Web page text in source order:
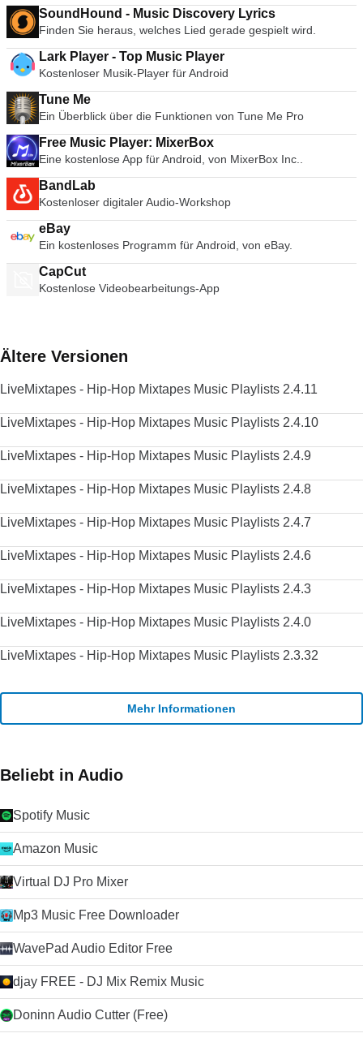
SoundHound - Music Discovery Lyrics
Finden Sie heraus, welches Lied gerade gespielt wird.
Lark Player - Top Music Player
Kostenloser Musik-Player für Android
Tune Me
Ein Überblick über die Funktionen von Tune Me Pro
Free Music Player: MixerBox
Eine kostenlose App für Android, von MixerBox Inc..
BandLab
Kostenloser digitaler Audio-Workshop
eBay
Ein kostenloses Programm für Android, von eBay.
CapCut
Kostenlose Videobearbeitungs-App
Ältere Versionen
LiveMixtapes - Hip-Hop Mixtapes Music Playlists 2.4.11
LiveMixtapes - Hip-Hop Mixtapes Music Playlists 2.4.10
LiveMixtapes - Hip-Hop Mixtapes Music Playlists 2.4.9
LiveMixtapes - Hip-Hop Mixtapes Music Playlists 2.4.8
LiveMixtapes - Hip-Hop Mixtapes Music Playlists 2.4.7
LiveMixtapes - Hip-Hop Mixtapes Music Playlists 2.4.6
LiveMixtapes - Hip-Hop Mixtapes Music Playlists 2.4.3
LiveMixtapes - Hip-Hop Mixtapes Music Playlists 2.4.0
LiveMixtapes - Hip-Hop Mixtapes Music Playlists 2.3.32
Mehr Informationen
Beliebt in Audio
Spotify Music
Amazon Music
Virtual DJ Pro Mixer
Mp3 Music Free Downloader
WavePad Audio Editor Free
djay FREE - DJ Mix Remix Music
Doninn Audio Cutter (Free)